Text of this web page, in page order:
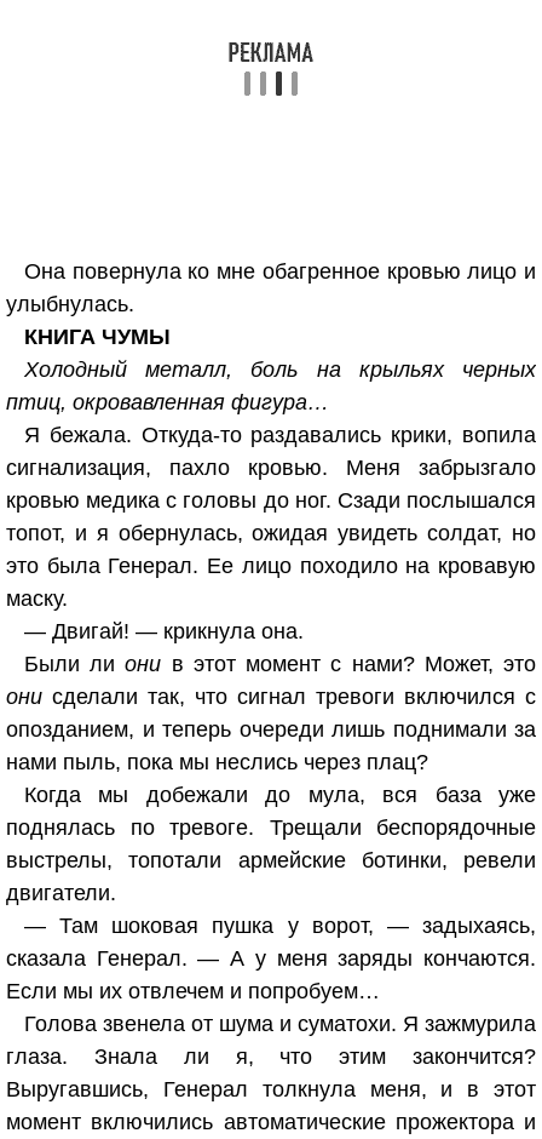
Она повернула ко мне обагренное кровью лицо и
улыбнулась.
КНИГА ЧУМЫ
Холодный металл, боль на крыльях черных
птиц, окровавленная фигура…
Я бежала. Откуда-то раздавались крики, вопила
сигнализация, пахло кровью. Меня забрызгало
кровью медика с головы до ног. Сзади послышался
топот, и я обернулась, ожидая увидеть солдат, но
это была Генерал. Ее лицо походило на кровавую
маску.
— Двигай! — крикнула она.
Были лиони в этот момент с нами? Может, это
они сделали так, что сигнал тревоги включился с
опозданием, и теперь очереди лишь поднимали за
нами пыль, пока мы неслись через плац?
Когда мы добежали до мула, вся база уже
поднялась по тревоге. Трещали беспорядочные
выстрелы, топотали армейские ботинки, ревели
двигатели.
— Там шоковая пушка у ворот, — задыхаясь,
сказала Генерал. — А у меня заряды кончаются.
Если мы их отвлечем и попробуем…
Голова звенела от шума и суматохи. Я зажмурила
глаза. Знала ли я, что этим закончится?
Выругавшись, Генерал толкнула меня, и в этот
момент включились автоматические прожектора и